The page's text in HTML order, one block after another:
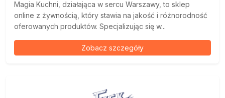
Magia Kuchni, działająca w sercu Warszawy, to sklep
online z żywnością, który stawia na jakość i różnorodność
oferowanych produktów. Specjalizując się w...
Zobacz szczegóły